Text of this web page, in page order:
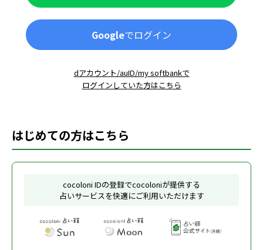
Googleでログイン
dアカウント/auID/my softbankで
ログインしていた方はこちら
はじめての方はこちら
cocoloni IDの登録でcocoloniが提供する
占いサービスを快適にご利用いただけます